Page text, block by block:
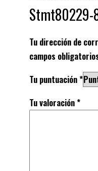
Stmt80229-
Tu dirección de
campos
Tu puntuación*
Tu valoración*